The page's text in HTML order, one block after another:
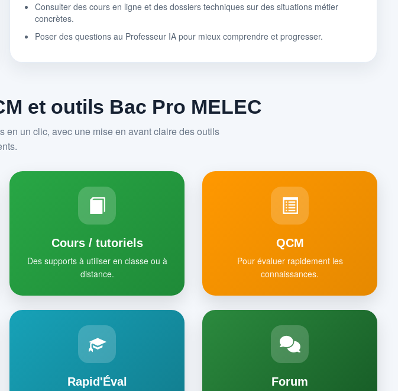
Consulter des cours en ligne et des dossiers techniques sur des situations métier
concrètes.
Poser des questions au Professeur IA pour mieux comprendre et progresser.
et outils Bac Pro MELEC
un clic, avec une mise en avant claire des outils
Cours / tutoriels
Des supports à utiliser en classe ou à
distance.
QCM
Pour évaluer rapidement les
connaissances.
Rapid'Éval Forum